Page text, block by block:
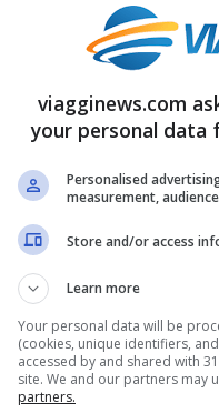
pienamente nel
ed esclusivo
armoniosamente
Questo
e servizi di
compromessi.
nuove
attraverso un
viagginews.com
your personal data
Personalised
measurement,
Store and/or access
Learn more
Your personal data will be
(cookies, unique identifiers,
accessed by and shared with
site. We and our partners may
partners.